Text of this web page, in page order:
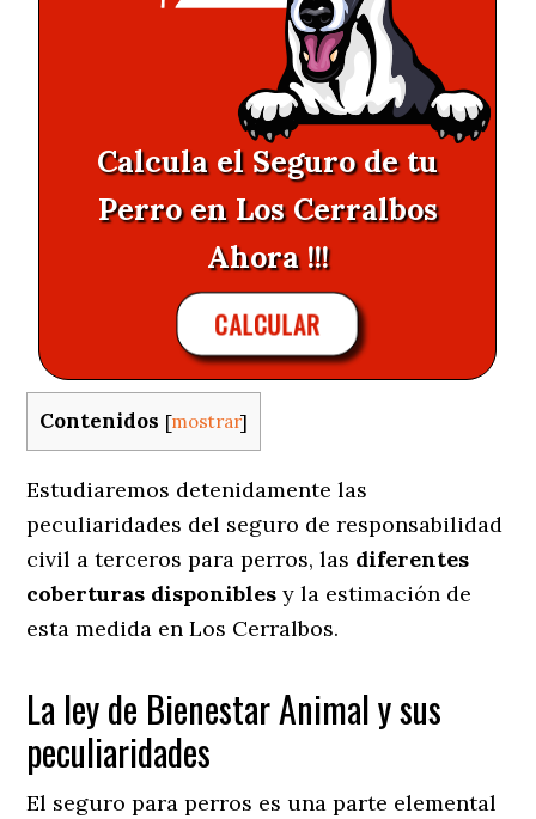
Calcula el Seguro de tu
Perro en Los Cerralbos
Ahora !!!
CALCULAR
Contenidos [mostrar]
Estudiaremos detenidamente las
peculiaridades del seguro de responsabilidad
civil a terceros para perros, las diferentes
coberturas disponibles y la estimación de
esta medida en Los Cerralbos.
La ley de Bienestar Animal y sus
peculiaridades
El seguro para perros es una parte elemental